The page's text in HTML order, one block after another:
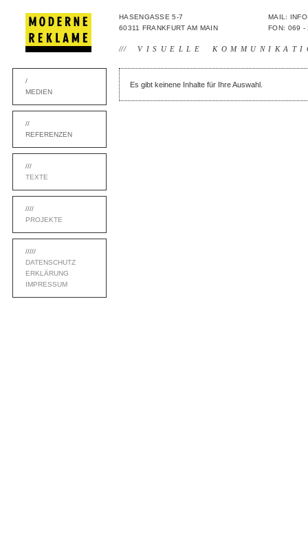
HASENGASSE 5-7
60311 FRANKFURT AM MAIN
MAIL:
FON: 069 -
/// VISUELLE
/
MEDIEN
//
REFERENZEN
///
TEXTE
////
PROJEKTE
/////
DATENSCHUTZ
ERKLÄRUNG
IMPRESSUM
Es gibt keinene Inhalte für Ihre Auswahl.